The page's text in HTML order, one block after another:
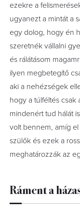
ezekre a
ugyanezt a mintát a
egy dolog, hogy én
szeretnék vállalni
és rálátásom
ilyen megbetegítő
aki a nehézségek
hogy a túlféltés
mindenért tud hálát
volt bennem, amíg
szülők és ezek a
meghatározzák az
Ráment a